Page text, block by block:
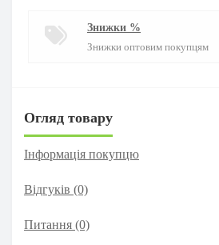
Знижки %
Знижки оптовим покупцям
Огляд товару
Інформація покупцю
Відгуків (0)
Питання (0)